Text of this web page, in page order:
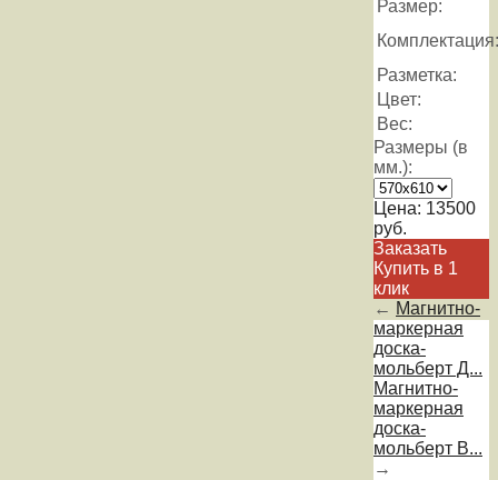
Размер:
Комплектация:
Разметка:
Цвет:
Вес:
Размеры (в
мм.):
Цена: 13500
руб.
Заказать
Купить в 1
клик
← Магнитно-
маркерная
доска-
мольберт Д...
Магнитно-
маркерная
доска-
мольберт B...
→